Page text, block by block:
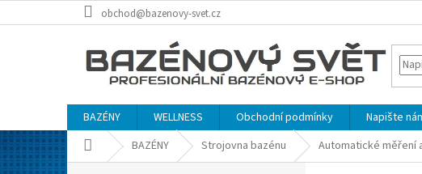
na
obchod@bazenovy-svet.cz
BAZÉNY WELLNESS Obchodní podmínky Napište
Domů BAZÉNY Strojovna bazénu Automatické měření